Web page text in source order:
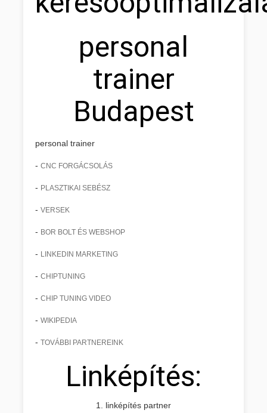
personal
trainer
Budapest
personal trainer
- CNC FORGÁCSOLÁS
- PLASZTIKAI SEBÉSZ
- VERSEK
- BOR BOLT ÉS WEBSHOP
- LINKEDIN MARKETING
- CHIPTUNING
- CHIP TUNING VIDEO
- WIKIPEDIA
- TOVÁBBI PARTNEREINK
Linképítés:
1. linképítés partner